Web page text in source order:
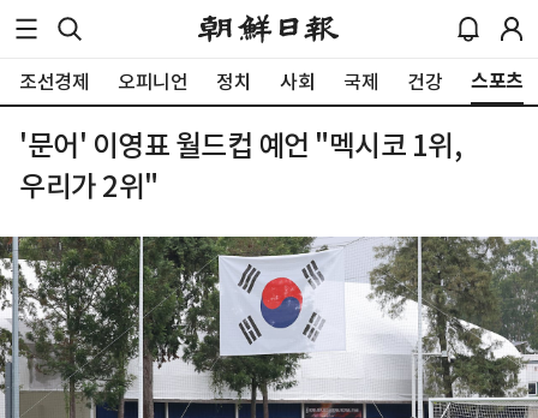
조선경제 오피니언 정치 사회 국제 건강 스포츠
'문어' 이영표 월드컵 예언 "멕시코 1위,
우리가 2위"